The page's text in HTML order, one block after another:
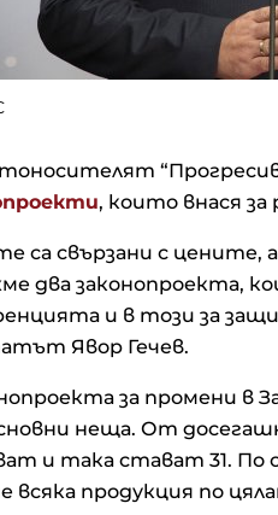
, които внася за
са свързани с
два законопроекта,
и в този за
Явор Гечев.
за промени в
неща. От
и така стават 31.
всяка продукция по